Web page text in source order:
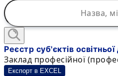
Реєстр суб'єктів освітньої
Заклад професійної
Експорт в EXCEL